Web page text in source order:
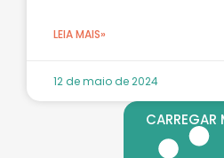
LEIA MAIS»
12 de maio de 2024
CARREGAR